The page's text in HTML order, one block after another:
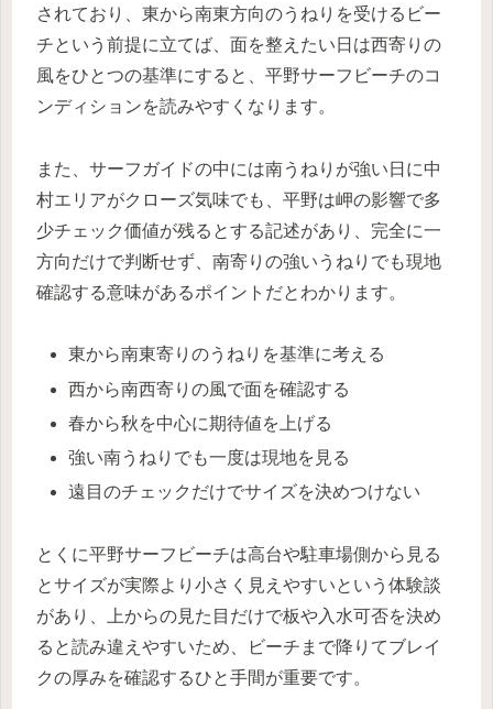
されており、東から南東方向のうねりを受けるビー
チという前提に立てば、面を整えたい日は西寄りの
風をひとつの基準にすると、平野サーフビーチのコ
ンディションを読みやすくなります。
また、サーフガイドの中には南うねりが強い日に中
村エリアがクローズ気味でも、平野は岬の影響で多
少チェック価値が残るとする記述があり、完全に一
方向だけで判断せず、南寄りの強いうねりでも現地
確認する意味があるポイントだとわかります。
東から南東寄りのうねりを基準に考える
西から南西寄りの風で面を確認する
春から秋を中心に期待値を上げる
強い南うねりでも一度は現地を見る
遠目のチェックだけでサイズを決めつけない
とくに平野サーフビーチは高台や駐車場側から見る
とサイズが実際より小さく見えやすいという体験談
があり、上からの見た目だけで板や入水可否を決め
ると読み違えやすいため、ビーチまで降りてブレイ
クの厚みを確認するひと手間が重要です。